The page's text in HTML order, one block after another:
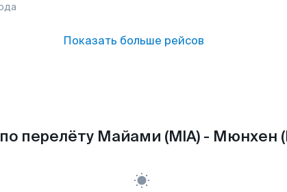
Показать больше рейсов
перелёту Майами (MIA) - Мюнхен